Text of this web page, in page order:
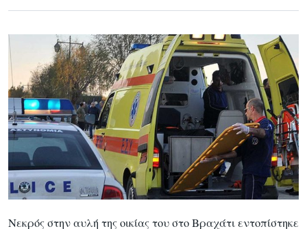
Νεκρός στην αυλή της οικίας του στο Βραχάτι εντοπίστηκε